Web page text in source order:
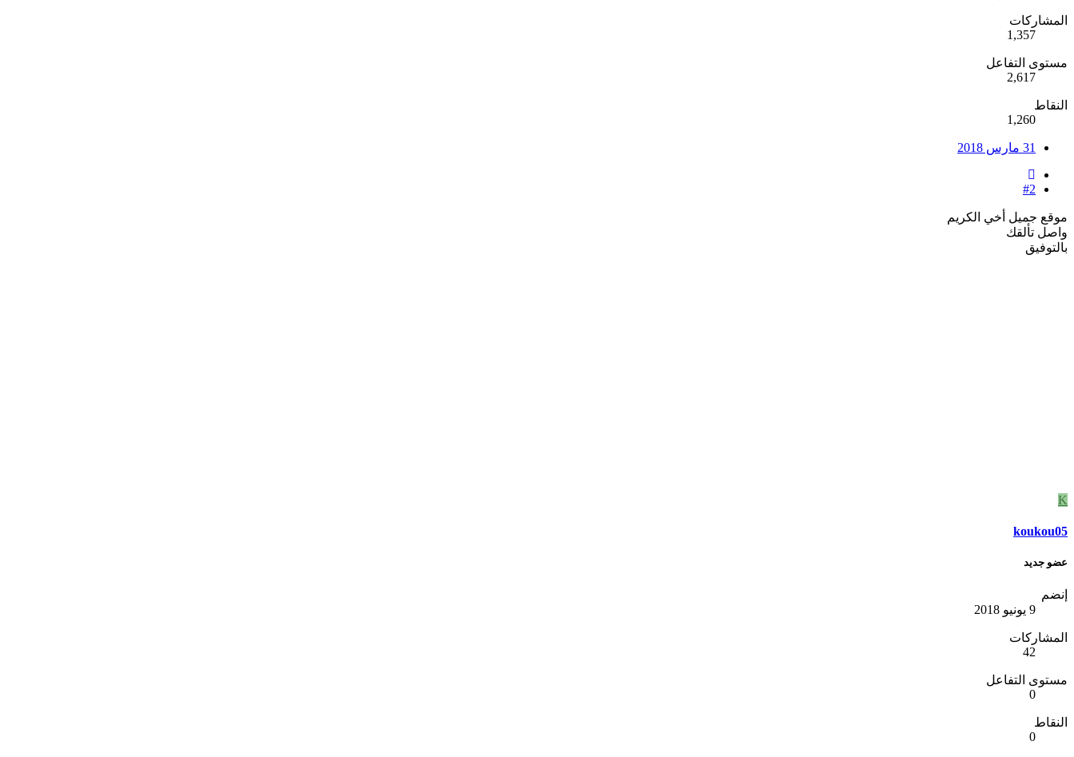
المشاركات
1,357
مستوى التفاعل
2,617
النقاط
1,260
31 مارس 2018
#2
موقع جميل أخي الكريم
واصل تألقك
بالتوفيق
K
koukou05
عضو جديد
إنضم
9 يونيو 2018
المشاركات
42
مستوى التفاعل
0
النقاط
0